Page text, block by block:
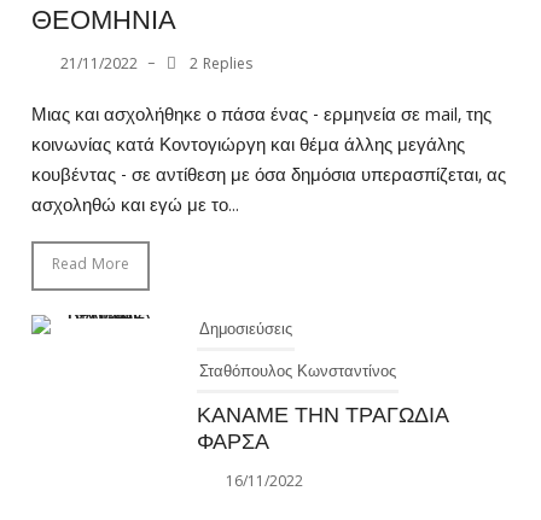
ΘΕΟΜΗΝΙΑ
21/11/2022 – 2 Replies
Μιας και ασχολήθηκε ο πάσα ένας - ερμηνεία σε mail, της
κοινωνίας κατά Κοντογιώργη και θέμα άλλης μεγάλης
κουβέντας - σε αντίθεση με όσα δημόσια υπερασπίζεται, ας
ασχοληθώ και εγώ με το...
Read More
Δημοσιεύσεις
Σταθόπουλος Κωνσταντίνος
ΚΑΝΑΜΕ ΤΗΝ ΤΡΑΓΩΔΙΑ
ΦΑΡΣΑ
16/11/2022